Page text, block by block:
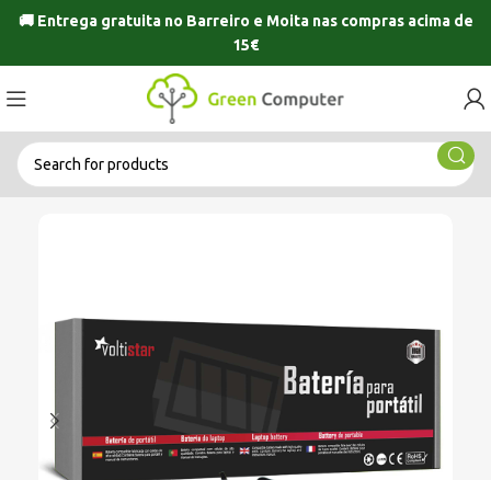
🚚 Entrega gratuita no Barreiro e Moitanas compras acima de
15€